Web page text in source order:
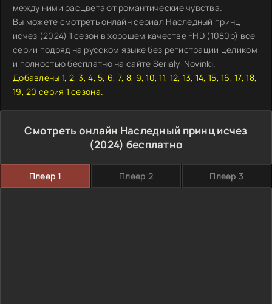
между ними расцветают романтические чувства.
Вы можете смотреть онлайн сериал Наследный принц
исчез (2024) 1 сезон в хорошем качестве FHD (1080p) все
серии подряд на русском языке без регистрации целиком
и полностью бесплатно на сайте Serialy-Novinki.
Добавлены 1, 2, 3, 4, 5, 6, 7, 8, 9, 10, 11, 12, 13, 14, 15, 16, 17, 18,
19, 20 серия 1 сезона.
Смотреть онлайн Наследный принц исчез
(2024) бесплатно
Плеер 1 Плеер 2 Плеер 3